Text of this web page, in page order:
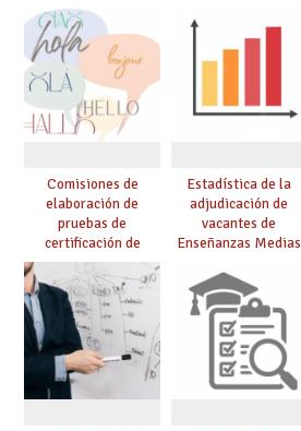
Comisiones de
elaboración de
pruebas de
certificación de
competencia
lingüística: publicada
resolución definitiva
Estadística de la
adjudicación de
vacantes de
Enseñanzas Medias